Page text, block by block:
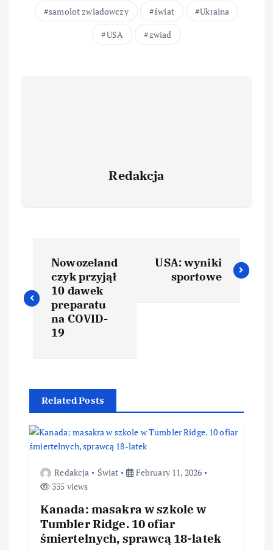
samolot zwiadowczy świat
Ukraina
USA
zwiad
Redakcja
Nowozeland
czyk przyjął
10 dawek
preparatu
na COVID-
19
USA: wyniki
sportowe
Related Posts
Redakcja Świat
February 11, 2026
335 views
Kanada: masakra w szkole w
Tumbler Ridge. 10 ofiar
śmiertelnych, sprawcą 18-latek